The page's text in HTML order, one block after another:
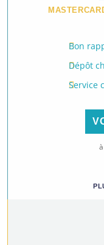
Bon
Dépôt
Service